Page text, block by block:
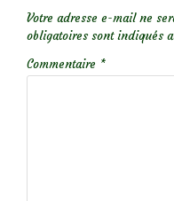
Votre adresse e-mail ne
obligatoires sont indiqués
Commentaire *